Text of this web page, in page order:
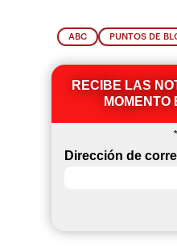
ABC PUNTOS DE
RECIBE LAS
MOMENTO
*
Dirección de